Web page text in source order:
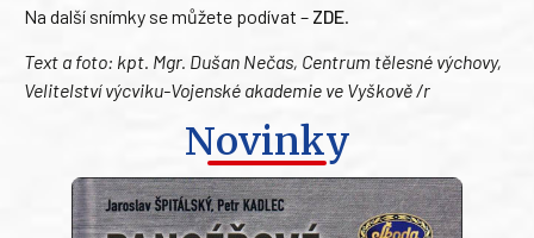
Na další snímky se můžete podívat – ZDE
Text a foto: kpt. Mgr. Dušan Nečas, Centrum tělesné výchovy,
Velitelství výcviku-Vojenské akademie ve Vyškově /r
Novinky